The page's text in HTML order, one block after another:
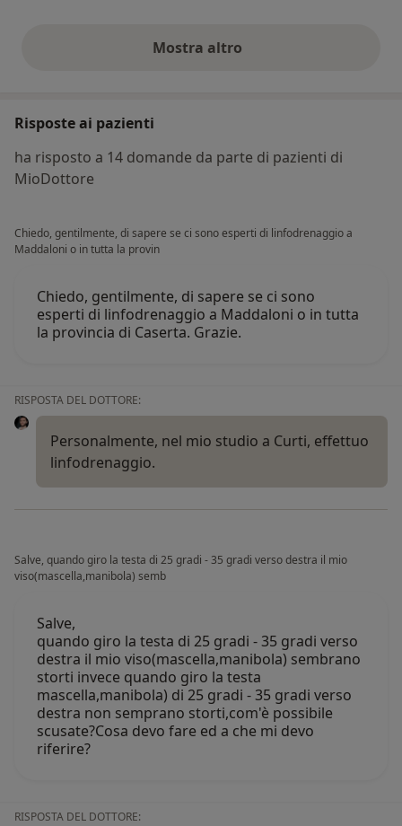
Mostra altroopinioni di cui sopra
Risposte ai pazienti
ha risposto a 14 domande da parte di pazienti di
MioDottore
Chiedo, gentilmente, di sapere se ci sono esperti di linfodrenaggio a
Maddaloni o in tutta la provin
Chiedo, gentilmente, di sapere se ci sono
esperti di linfodrenaggio a Maddaloni o in tutta
la provincia di Caserta. Grazie.
RISPOSTA DEL DOTTORE:
Personalmente, nel mio studio a Curti, effettuo
linfodrenaggio.
Salve, quando giro la testa di 25 gradi - 35 gradi verso destra il mio
viso(mascella,manibola) semb
Salve,
quando giro la testa di 25 gradi - 35 gradi verso
destra il mio viso(mascella,manibola) sembrano
storti invece quando giro la testa
mascella,manibola) di 25 gradi - 35 gradi verso
destra non semprano storti,com'è possibile
scusate?Cosa devo fare ed a che mi devo
riferire?
RISPOSTA DEL DOTTORE: